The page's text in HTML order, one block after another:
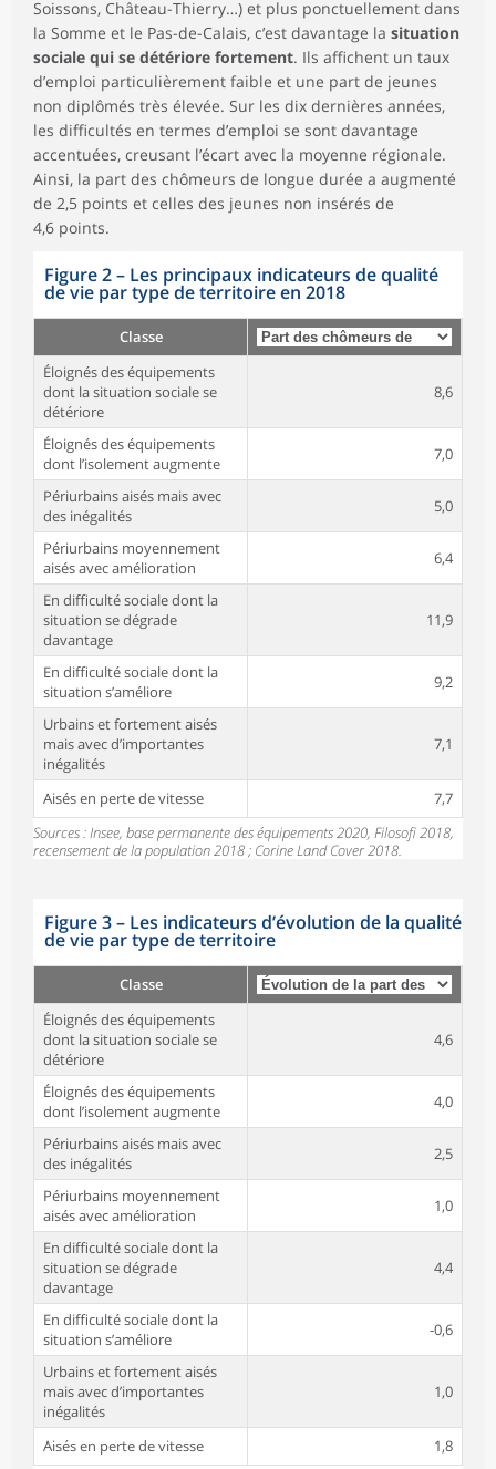
Soissons, Château-Thierry…) et plus ponctuellement dans
la Somme et le Pas-de-Calais, c’est davantage la situation
sociale qui se détériore fortement. Ils affichent un taux
d’emploi particulièrement faible et une part de jeunes
non diplômés très élevée. Sur les dix dernières années,
les difficultés en termes d’emploi se sont davantage
accentuées, creusant l’écart avec la moyenne régionale.
Ainsi, la part des chômeurs de longue durée a augmenté
de 2,5 points et celles des jeunes non insérés de
4,6 points.
Figure 2– Les principaux indicateurs de qualité
de vie par type de territoire en 2018
Classe
Éloignés des équipements
dont la situation sociale se
détériore
8,6
Éloignés des équipements
dont l’isolement augmente
7,0
Périurbains aisés mais avec
des inégalités
5,0
Périurbains moyennement
aisés avec amélioration
6,4
En difficulté sociale dont la
situation se dégrade
davantage
11,9
En difficulté sociale dont la
situation s’améliore
9,2
Urbains et fortement aisés
mais avec d’importantes
inégalités
7,1
Aisés en perte de vitesse
7,7
Sources : Insee, base permanente des équipements 2020, Filosofi 2018,
recensement de la population 2018 ; Corine Land Cover 2018.
Figure 3– Les indicateurs d’évolution de la qualité
de vie par type de territoire
Classe
Éloignés des équipements
dont la situation sociale se
détériore
4,6
Éloignés des équipements
dont l’isolement augmente
4,0
Périurbains aisés mais avec
des inégalités
2,5
Périurbains moyennement
aisés avec amélioration
1,0
En difficulté sociale dont la
situation se dégrade
davantage
4,4
En difficulté sociale dont la
situation s’améliore
-0,6
Urbains et fortement aisés
mais avec d’importantes
inégalités
1,0
Aisés en perte de vitesse
1,8